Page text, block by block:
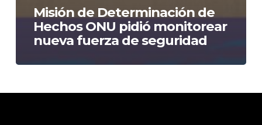
Misión de Determinación de
Hechos ONU pidió monitorear
nueva fuerza de seguridad